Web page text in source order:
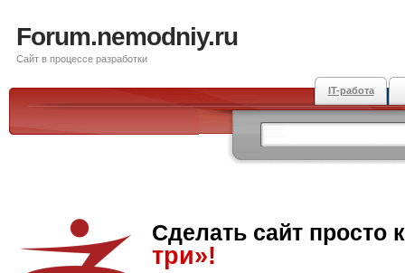
Forum.nemodniy.ru
Сайт в процессе разработки
IT-работа
Сделать сайт просто
три»!